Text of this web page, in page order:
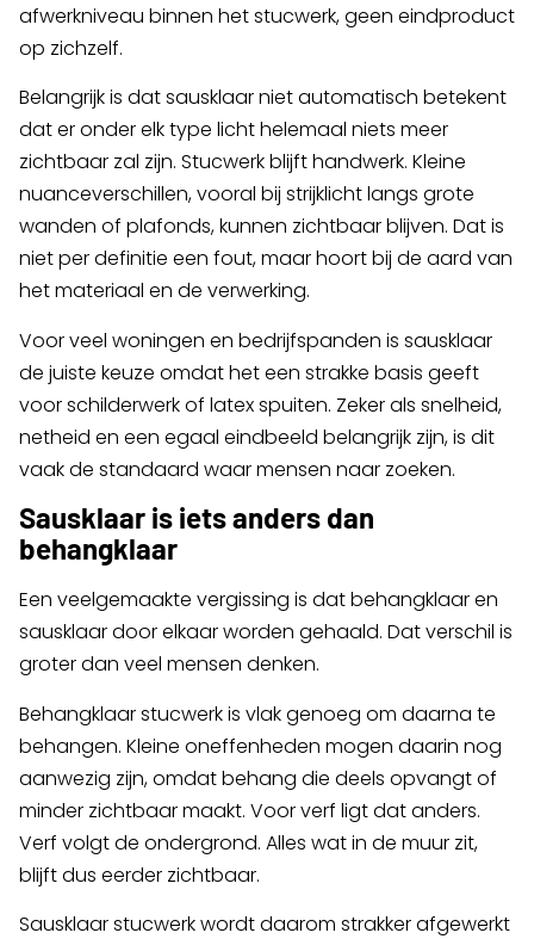
afwerkniveau binnen het stucwerk, geen eindproduct
op zichzelf.
Belangrijk is dat sausklaar niet automatisch betekent
dat er onder elk type licht helemaal niets meer
zichtbaar zal zijn. Stucwerk blijft handwerk. Kleine
nuanceverschillen, vooral bij strijklicht langs grote
wanden of plafonds, kunnen zichtbaar blijven. Dat is
niet per definitie een fout, maar hoort bij de aard van
het materiaal en de verwerking.
Voor veel woningen en bedrijfspanden is sausklaar
de juiste keuze omdat het een strakke basis geeft
voor schilderwerk of latex spuiten. Zeker als snelheid,
netheid en een egaal eindbeeld belangrijk zijn, is dit
vaak de standaard waar mensen naar zoeken.
Sausklaar is iets anders dan
behangklaar
Een veelgemaakte vergissing is dat behangklaar en
sausklaar door elkaar worden gehaald. Dat verschil is
groter dan veel mensen denken.
Behangklaar stucwerk is vlak genoeg om daarna te
behangen. Kleine oneffenheden mogen daarin nog
aanwezig zijn, omdat behang die deels opvangt of
minder zichtbaar maakt. Voor verf ligt dat anders.
Verf volgt de ondergrond. Alles wat in de muur zit,
blijft dus eerder zichtbaar.
Sausklaar stucwerk wordt daarom strakker afgewerkt